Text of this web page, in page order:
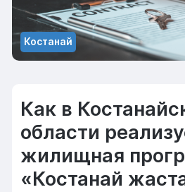
Костанай
Как в
области
жилищная
«Костанай